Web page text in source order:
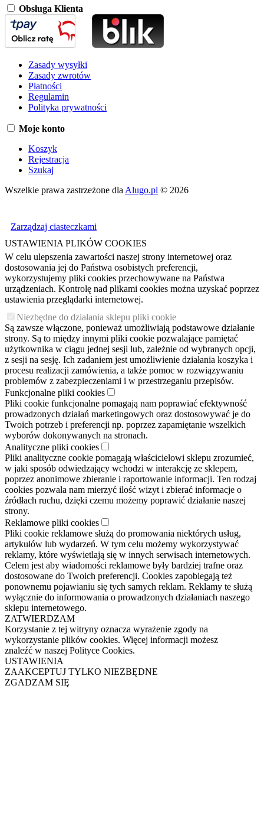
Obsługa Klienta
Zasady wysyłki
Zasady zwrotów
Płatności
Regulamin
Polityka prywatności
Moje konto
Koszyk
Rejestracja
Szukaj
Wszelkie prawa zastrzeżone dla Alugo.pl © 2026
Zarządzaj ciasteczkami
USTAWIENIA PLIKÓW COOKIES
W celu ulepszenia zawartości naszej strony internetowej oraz
dostosowania jej do Państwa osobistych preferencji,
wykorzystujemy pliki cookies przechowywane na Państwa
urządzeniach. Kontrolę nad plikami cookies można uzyskać poprzez
ustawienia przeglądarki internetowej.
Niezbędne do działania sklepu pliki cookie
Są zawsze włączone, ponieważ umożliwiają podstawowe działanie
strony. Są to między innymi pliki cookie pozwalające pamiętać
użytkownika w ciągu jednej sesji lub, zależnie od wybranych opcji,
z sesji na sesję. Ich zadaniem jest umożliwienie działania koszyka i
procesu realizacji zamówienia, a także pomoc w rozwiązywaniu
problemów z zabezpieczeniami i w przestrzeganiu przepisów.
Funkcjonalne pliki cookies
Pliki cookie funkcjonalne pomagają nam poprawiać efektywność
prowadzonych działań marketingowych oraz dostosowywać je do
Twoich potrzeb i preferencji np. poprzez zapamiętanie wszelkich
wyborów dokonywanych na stronach.
Analityczne pliki cookies
Pliki analityczne cookie pomagają właścicielowi sklepu zrozumieć,
w jaki sposób odwiedzający wchodzi w interakcję ze sklepem,
poprzez anonimowe zbieranie i raportowanie informacji. Ten rodzaj
cookies pozwala nam mierzyć ilość wizyt i zbierać informacje o
źródłach ruchu, dzięki czemu możemy poprawić działanie naszej
strony.
Reklamowe pliki cookies
Pliki cookie reklamowe służą do promowania niektórych usług,
artykułów lub wydarzeń. W tym celu możemy wykorzystywać
reklamy, które wyświetlają się w innych serwisach internetowych.
Celem jest aby wiadomości reklamowe były bardziej trafne oraz
dostosowane do Twoich preferencji. Cookies zapobiegają też
ponownemu pojawianiu się tych samych reklam. Reklamy te służą
wyłącznie do informowania o prowadzonych działaniach naszego
sklepu internetowego.
ZATWIERDZAM
Korzystanie z tej witryny oznacza wyrażenie zgody na
wykorzystanie plików cookies. Więcej informacji możesz
znaleźć w naszej Polityce Cookies.
USTAWIENIA
ZAAKCEPTUJ TYLKO NIEZBĘDNE
ZGADZAM SIĘ